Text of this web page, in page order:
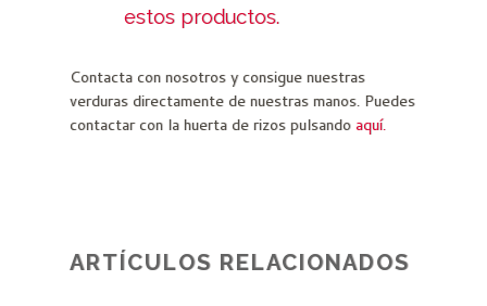
estos productos.
Contacta con nosotros y consigue nuestras
verduras directamente de nuestras manos. Puedes
contactar con la huerta de rizos pulsando aquí.
ARTÍCULOS RELACIONADOS